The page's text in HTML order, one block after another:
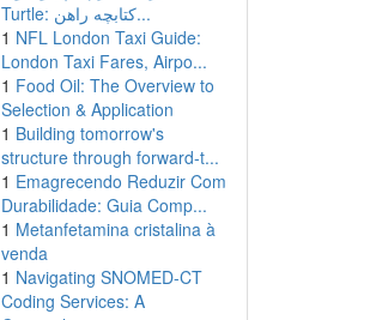
Turtle: کتابچه راهن...
1 NFL London Taxi Guide:
London Taxi Fares, Airpo...
1 Food Oil: The Overview to
Selection & Application
1 Building tomorrow's
structure through forward-t...
1 Emagrecendo Reduzir Com
Durabilidade: Guia Comp...
1 Metanfetamina cristalina à
venda
1 Navigating SNOMED-CT
Coding Services: A